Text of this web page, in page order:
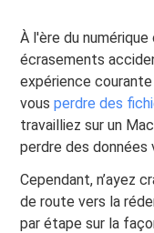
À l'ère du
écrasements
expérience
vousperdre des
travailliez sur un
perdre des
Cependant, n’ayez
de route vers la
par étape sur la